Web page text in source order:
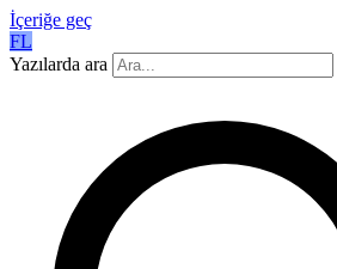
İçeriğe geç
FL
Yazılarda ara